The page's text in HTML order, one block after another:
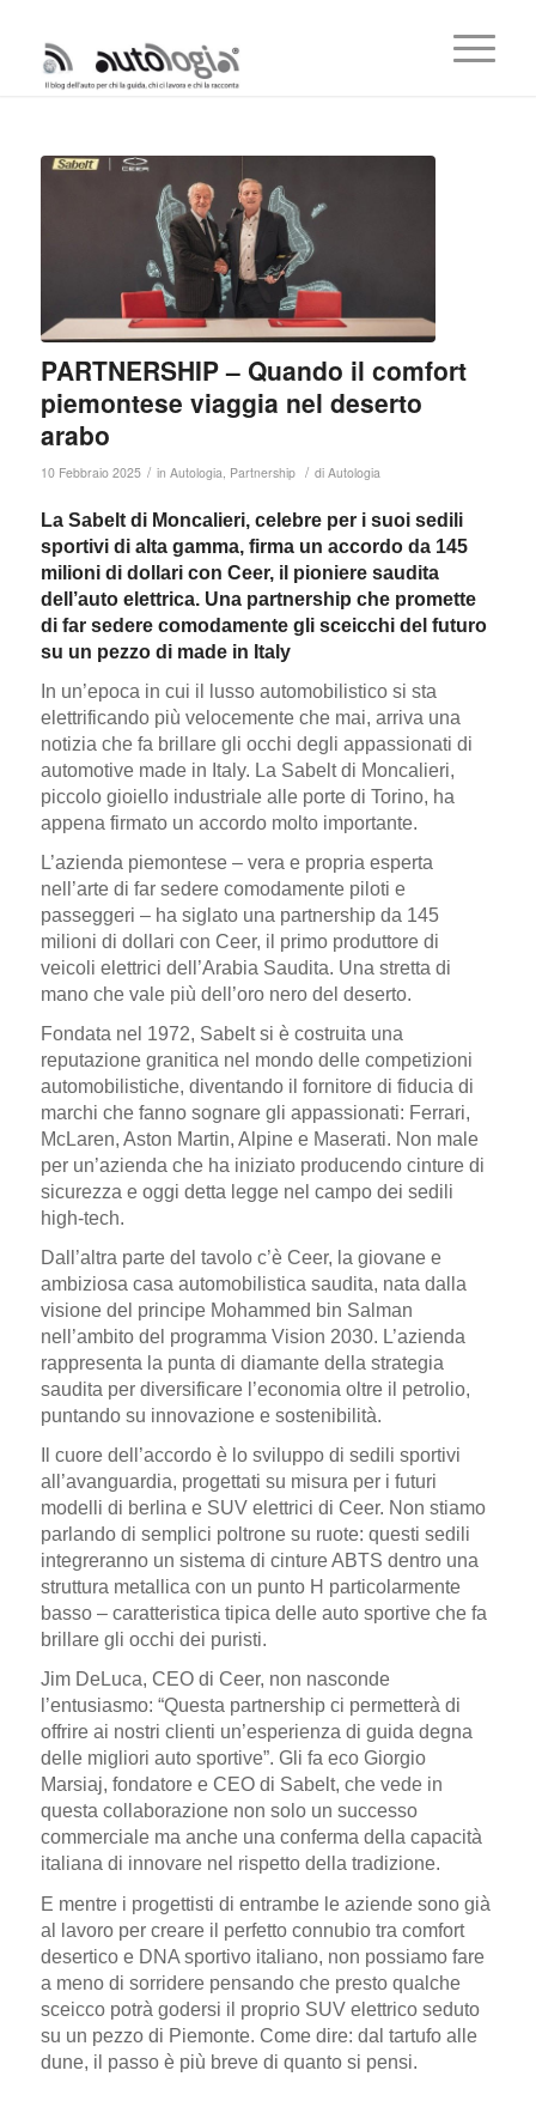
PARTNERSHIP – Quando il comfort
piemontese viaggia nel deserto
arabo
10 Febbraio 2025 / in Autologia, Partnership / di Autologia
La Sabelt di Moncalieri, celebre per i suoi sedili
sportivi di alta gamma, firma un accordo da 145
milioni di dollari con Ceer, il pioniere saudita
dell’auto elettrica. Una partnership che promette
di far sedere comodamente gli sceicchi del futuro
su un pezzo di made in Italy
In un’epoca in cui il lusso automobilistico si sta
elettrificando più velocemente che mai, arriva una
notizia che fa brillare gli occhi degli appassionati di
automotive made in Italy. La Sabelt di Moncalieri,
piccolo gioiello industriale alle porte di Torino, ha
appena firmato un accordo molto importante.
L’azienda piemontese – vera e propria esperta
nell’arte di far sedere comodamente piloti e
passeggeri – ha siglato una partnership da 145
milioni di dollari con Ceer, il primo produttore di
veicoli elettrici dell’Arabia Saudita. Una stretta di
mano che vale più dell’oro nero del deserto.
Fondata nel 1972, Sabelt si è costruita una
reputazione granitica nel mondo delle competizioni
automobilistiche, diventando il fornitore di fiducia di
marchi che fanno sognare gli appassionati: Ferrari,
McLaren, Aston Martin, Alpine e Maserati. Non male
per un’azienda che ha iniziato producendo cinture di
sicurezza e oggi detta legge nel campo dei sedili
high-tech.
Dall’altra parte del tavolo c’è Ceer, la giovane e
ambiziosa casa automobilistica saudita, nata dalla
visione del principe Mohammed bin Salman
nell’ambito del programma Vision 2030. L’azienda
rappresenta la punta di diamante della strategia
saudita per diversificare l’economia oltre il petrolio,
puntando su innovazione e sostenibilità.
Il cuore dell’accordo è lo sviluppo di sedili sportivi
all’avanguardia, progettati su misura per i futuri
modelli di berlina e SUV elettrici di Ceer. Non stiamo
parlando di semplici poltrone su ruote: questi sedili
integreranno un sistema di cinture ABTS dentro una
struttura metallica con un punto H particolarmente
basso – caratteristica tipica delle auto sportive che fa
brillare gli occhi dei puristi.
Jim DeLuca, CEO di Ceer, non nasconde
l’entusiasmo: “Questa partnership ci permetterà di
offrire ai nostri clienti un’esperienza di guida degna
delle migliori auto sportive”. Gli fa eco Giorgio
Marsiaj, fondatore e CEO di Sabelt, che vede in
questa collaborazione non solo un successo
commerciale ma anche una conferma della capacità
italiana di innovare nel rispetto della tradizione.
E mentre i progettisti di entrambe le aziende sono già
al lavoro per creare il perfetto connubio tra comfort
desertico e DNA sportivo italiano, non possiamo fare
a meno di sorridere pensando che presto qualche
sceicco potrà godersi il proprio SUV elettrico seduto
su un pezzo di Piemonte. Come dire: dal tartufo alle
dune, il passo è più breve di quanto si pensi.